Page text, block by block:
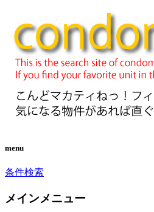
CONDO
MAKATI. フィ
検索サイト「
ね！」
you can search almost
around makati city.
心地マカティ周辺の
す。
menu
条件検索
メインメニュー